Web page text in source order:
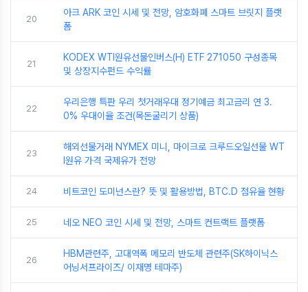
20
아크 ARK 코인 시세 및 전망, 암호화폐 스마트 브릿지 플랫
폼
21
KODEX WTI원유선물인버스(H) ETF 271050 구성종목
및 상장지수펀드 수익률
22
우리은행 특판 우리 첫거래우대 정기예금 최고금리 연 3.
0% 우대이율 조건(목돈굴리기 상품)
23
해외선물거래 NYMEX 미니, 마이크로 크루드오일선물 WT
I원유 가격 국제유가 전망
24 비트코인 도미넌스란? 뜻 및 활용방법, BTC.D 점유율 현황
25 네오 NEO 코인 시세 및 전망, 스마트 컨트랙트 플랫폼
26
HBM관련주, 고대역폭 메모리 반도체 관련주(SK하이닉스
어닝서프라이즈/ 이재명 테마주)